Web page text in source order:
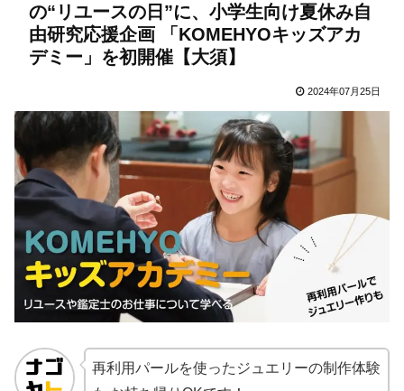
の“リユースの日”に、小学生向け夏休み自
由研究応援企画 「KOMEHYOキッズアカ
デミー」を初開催【大須】
2024年07月25日
再利用パールを使ったジュエリーの制作体験